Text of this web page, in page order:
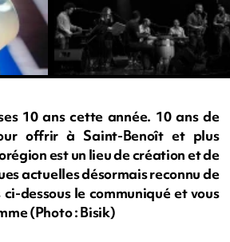
10 ans cette année. 10 ans de
offrir à Saint-Benoît et plus
est un lieu de création et de
actuelles désormais reconnu de
dessous le communiqué et vous
(Photo : Bisik)